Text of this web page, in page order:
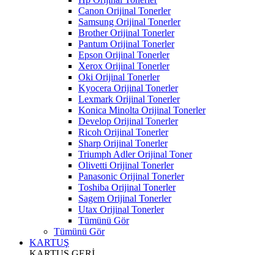
Canon Orijinal Tonerler
Samsung Orijinal Tonerler
Brother Orijinal Tonerler
Pantum Orijinal Tonerler
Epson Orijinal Tonerler
Xerox Orijinal Tonerler
Oki Orijinal Tonerler
Kyocera Orijinal Tonerler
Lexmark Orijinal Tonerler
Konica Minolta Orijinal Tonerler
Develop Orijinal Tonerler
Ricoh Orijinal Tonerler
Sharp Orijinal Tonerler
Triumph Adler Orijinal Toner
Olivetti Orijinal Tonerler
Panasonic Orijinal Tonerler
Toshiba Orijinal Tonerler
Sagem Orijinal Tonerler
Utax Orijinal Tonerler
Tümünü Gör
Tümünü Gör
KARTUŞ